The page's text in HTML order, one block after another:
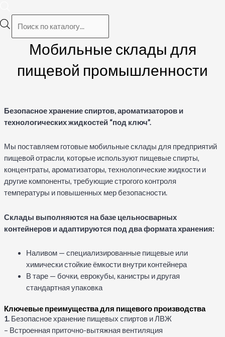
товаров
Мобильные склады для
пищевой промышленности
Безопасное хранение спиртов, ароматизаторов и
технологических жидкостей “под ключ”.
Мы поставляем готовые мобильные склады для предприятий
пищевой отрасли, которые используют пищевые спирты,
концентраты, ароматизаторы, технологические жидкости и
другие компоненты, требующие строгого контроля
температуры и повышенных мер безопасности.
Склады выполняются на базе цельносварных
контейнеров и адаптируются под два формата хранения:
Наливом — специализированные пищевые или
химически стойкие ёмкости внутри контейнера
В таре — бочки, еврокубы, канистры и другая
стандартная упаковка
Ключевые преимущества для пищевого производства
1.Безопасное хранение пищевых спиртов и ЛВЖ
– Встроенная приточно-вытяжная вентиляция